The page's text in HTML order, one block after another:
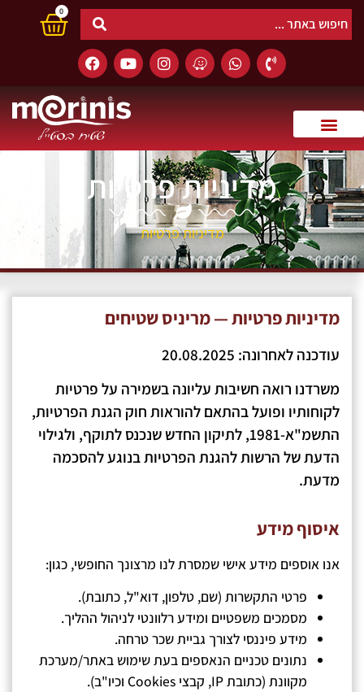
0
מדיניות פרטיות
מדיניות פרטיות
מדיניות פרטיות — מריניס שטיחים
עודכנה לאחרונה: 20.08.2025
משרדנו רואה חשיבות עליונה בשמירה על פרטיות
לקוחותיו ופועל בהתאם להוראות חוק הגנת הפרטיות,
התשמ"א-1981, לתיקון החדש שנכנס לתוקף, ולגילוי
הדעת של הרשות להגנת הפרטיות בנוגע להסכמה
מדעת.
איסוף מידע
אנו אוספים מידע אישי שמסרת לנו מרצונך החופשי, כגון:
פרטי התקשרות (שם, טלפון, דוא"ל, כתובת).
מסמכים משפטיים ומידע רלוונטי לניהול ההליך.
מידע פיננסי לצורך גביית שכר טרחה.
נתונים טכניים הנאספים בעת שימוש באתר/מערכת
מקוונת (כתובת IP, קבצי Cookies וכיו"ב).